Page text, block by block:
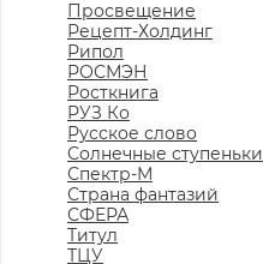
Просвещение
Рецепт-Холдинг
Рипол
РОСМЭН
Росткнига
РУЗ Ко
Русское слово
Солнечные ступеньки
Спектр-М
Страна фантазий
СФЕРА
Титул
ТЦУ